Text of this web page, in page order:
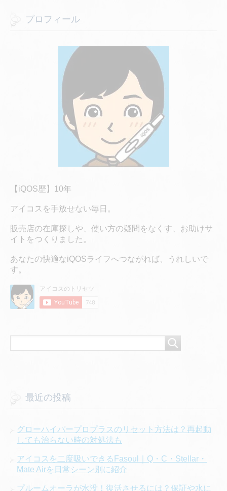
プロフィール
【iQOS歴】10年
アイコスを手放せない毎日。
販売店の在庫探しや、使い方の疑問をなくす、お助けサ
イトをつくりました。
あなたの快適なiQOSライフへつながれば、うれしいで
す。
最近の投稿
グローハイパープロプラスのリセット方法は？再起動
しても治らない時の対処法も
アイコスを二度吸いできるFasoul｜Q・C・Stellar・
Mate Airを日常シーン別に紹介
プルームオーラが水没！復活させるには？保証や水に